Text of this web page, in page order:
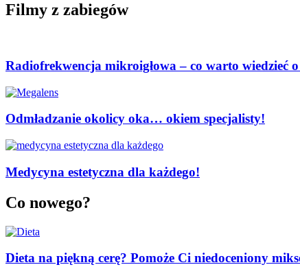
Filmy z zabiegów
Radiofrekwencja mikroigłowa – co warto wiedzieć
Odmładzanie okolicy oka… okiem specjalisty!
Medycyna estetyczna dla każdego!
Co nowego?
Dieta na piękną cerę? Pomoże Ci niedoceniony